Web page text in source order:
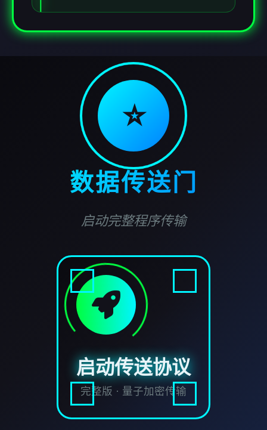
⭐
数据传送门
启动完整程序传输
启动传送协议
完整版 · 量子加密传输